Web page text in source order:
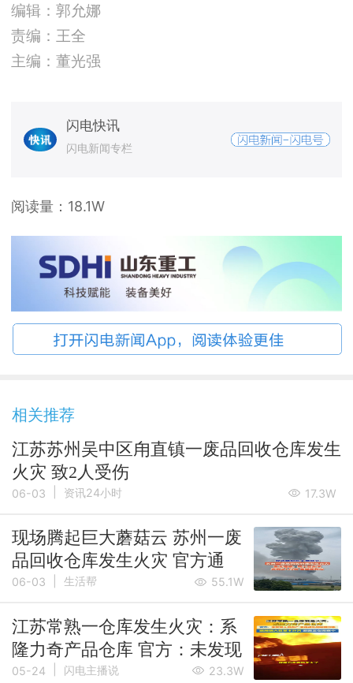
编辑：郭允娜
责编：王全
主编：董光强
闪电快讯
闪电新闻专栏
阅读量： 18.1W
相关推荐
江苏苏州吴中区甪直镇一废品回收仓库发生
火灾 致2人受伤
06-03 资讯24小时 17.3W
现场腾起巨大蘑菇云 苏州一废
品回收仓库发生火灾 官方通
报：现火已扑灭 发现2人灼伤
06-03 生活帮 55.1W
江苏常熟一仓库发生火灾：系
隆力奇产品仓库 官方：未发现
人员伤亡
05-24 闪电主播说 23.3W